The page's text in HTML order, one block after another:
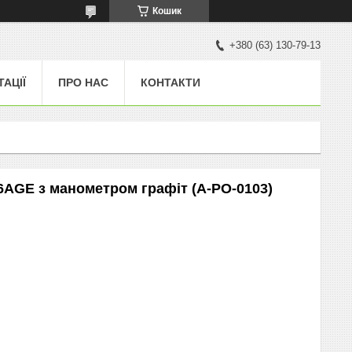
Кошик
+380 (63) 130-79-13
ПРО НАС КОНТАКТИ
з манометром графіт (A-PO-0103)